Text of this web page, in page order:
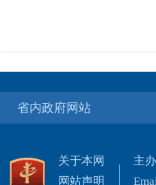
省内政府网站
关于本网
网站声明
主